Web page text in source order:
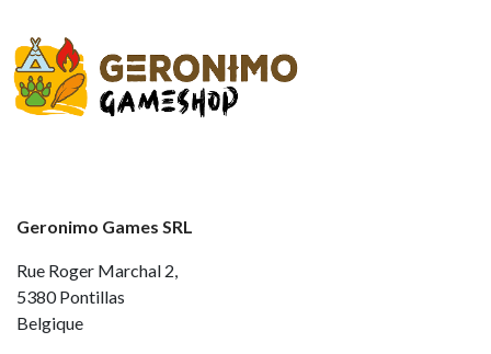
Geronimo Games SRL
Rue Roger Marchal 2,
5380 Pontillas
Belgique